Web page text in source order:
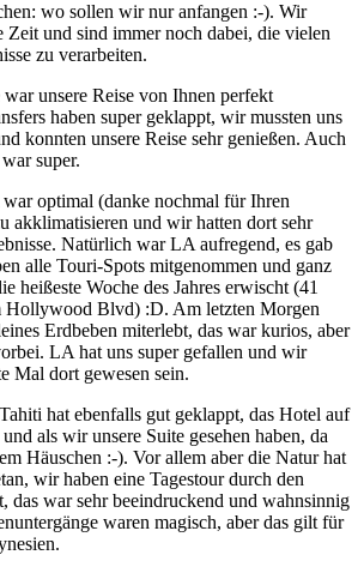
wo sollen wir nur anfangen :-). Wir
Zeit und sind immer noch dabei, die vielen
zu verarbeiten.
unsere Reise von Ihnen perfekt
haben super geklappt, wir mussten uns
konnten unsere Reise sehr genießen. Auch
super.
optimal (danke nochmal für Ihren
akklimatisieren und wir hatten dort sehr
Natürlich war LA aufregend, es gab
alle Touri-Spots mitgenommen und ganz
heißeste Woche des Jahres erwischt (41
Hollywood Blvd) :D. Am letzten Morgen
Erdbeben miterlebt, das war kurios, aber
LA hat uns super gefallen und wir
Mal dort gewesen sein.
hat ebenfalls gut geklappt, das Hotel auf
als wir unsere Suite gesehen haben, da
Häuschen :-). Vor allem aber die Natur hat
wir haben eine Tagestour durch den
das war sehr beeindruckend und wahnsinnig
waren magisch, aber das gilt für